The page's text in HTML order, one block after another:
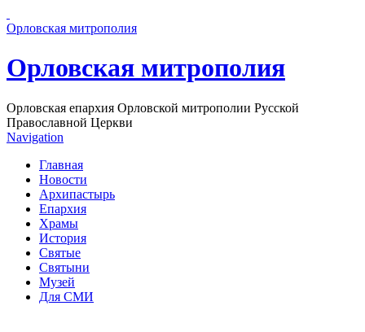
Орловская митрополия
Орловская митрополия
Орловская епархия Орловской митрополии Русской
Православной Церкви
Navigation
Главная
Новости
Архипастырь
Епархия
Храмы
История
Святые
Святыни
Музей
Для СМИ